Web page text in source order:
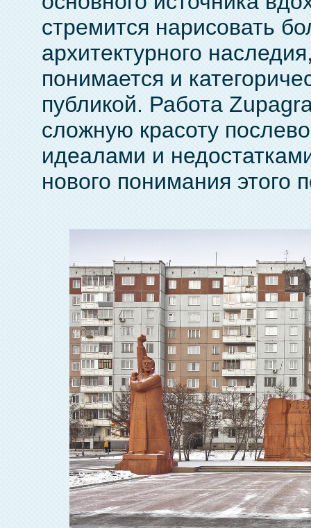
стремится нарисовать
архитектурного
понимается и
публикой. Работа
сложную красоту
идеалами и
нового понимания этого